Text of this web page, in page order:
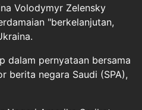
Volodymyr Zelensky
"berkelanjutan,
dalam pernyataan bersama
berita negara Saudi (SPA),